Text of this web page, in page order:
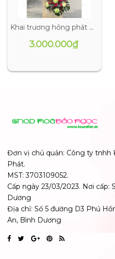
Khai trương hồng phát BN-CM056
3.000.000₫
Đơn vị chủ quản: Công ty tnhh
Phát.
MST: 3703109052.
Cấp ngày 23/03/2023. Nơi cấp:
Dương
Địa chỉ: Số 5 đường D3 Phú
An, Bình Dương